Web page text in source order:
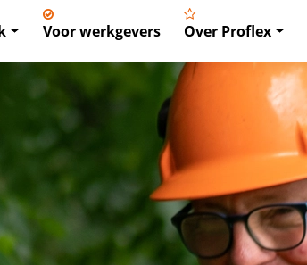
Voor werkgevers Over Proflex